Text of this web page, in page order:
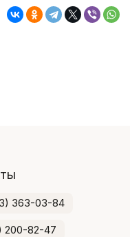
363-03-84
200-82-47